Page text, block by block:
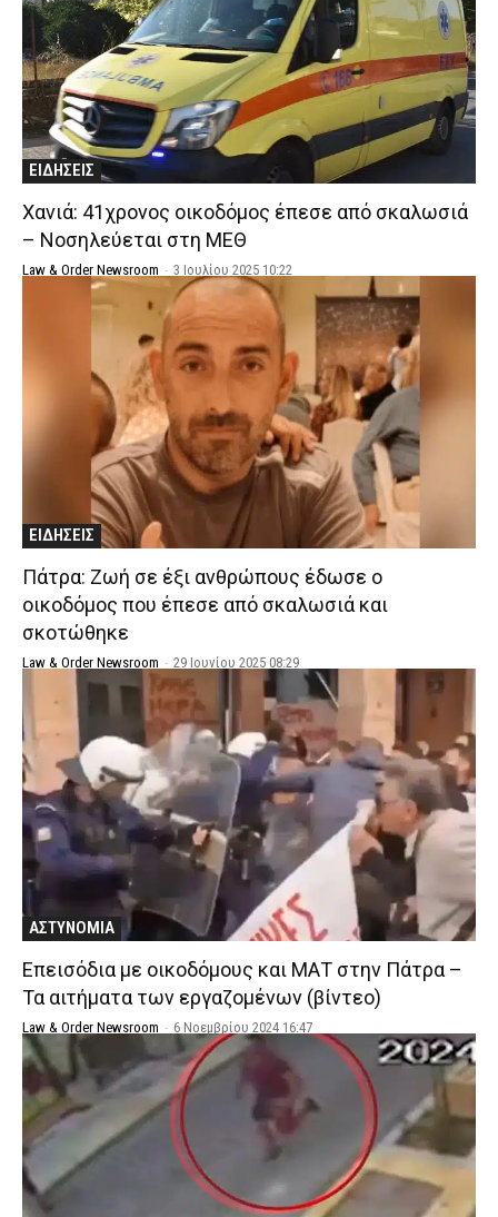
ΕΙΔΗΣΕΙΣ
Χανιά: 41χρονος οικοδόμος έπεσε από σκαλωσιά
– Νοσηλεύεται στη ΜΕΘ
Law & Order Newsroom - 3 Ιουλίου 2025 10:22
ΕΙΔΗΣΕΙΣ
Πάτρα: Ζωή σε έξι ανθρώπους έδωσε ο
οικοδόμος που έπεσε από σκαλωσιά και
σκοτώθηκε
Law & Order Newsroom - 29 Ιουνίου 2025 08:29
ΑΣΤΥΝΟΜΙΑ
Επεισόδια με οικοδόμους και ΜΑΤ στην Πάτρα –
Τα αιτήματα των εργαζομένων (βίντεο)
Law & Order Newsroom - 6 Νοεμβρίου 2024 16:47